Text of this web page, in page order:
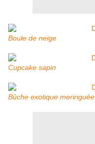
Boule de neige
Cupcake sapin
Bûche exotique meringuée